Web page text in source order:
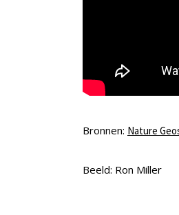
Bronnen: Nature
Beeld: Ron Miller